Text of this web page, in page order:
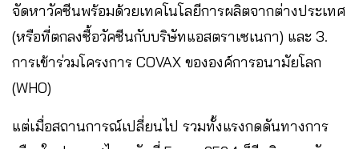
จัดหาวัคซีนพร้อมด้วยเทคโนโลยีการผลิตจากต่างประเทศ
(หรือที่ตกลงซื้อวัคซีนกับบริษัทแอสตราเซเนกา) และ 3.
การเข้าร่วมโครงการ COVAX ขององค์การอนามัยโลก
(WHO)
แต่เมื่อสถานการณ์เปลี่ยนไป รวมทั้งแรงกดดันทางการ